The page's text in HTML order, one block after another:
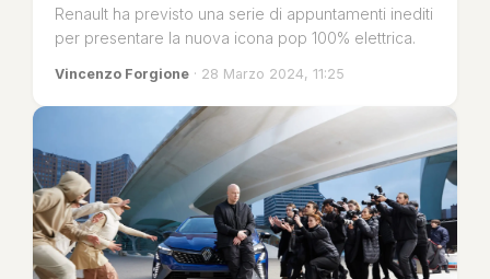
Renault ha previsto una serie di appuntamenti inediti
per presentare la nuova icona pop 100% elettrica.
Vincenzo Forgione · 28 Marzo 2024, 11:25